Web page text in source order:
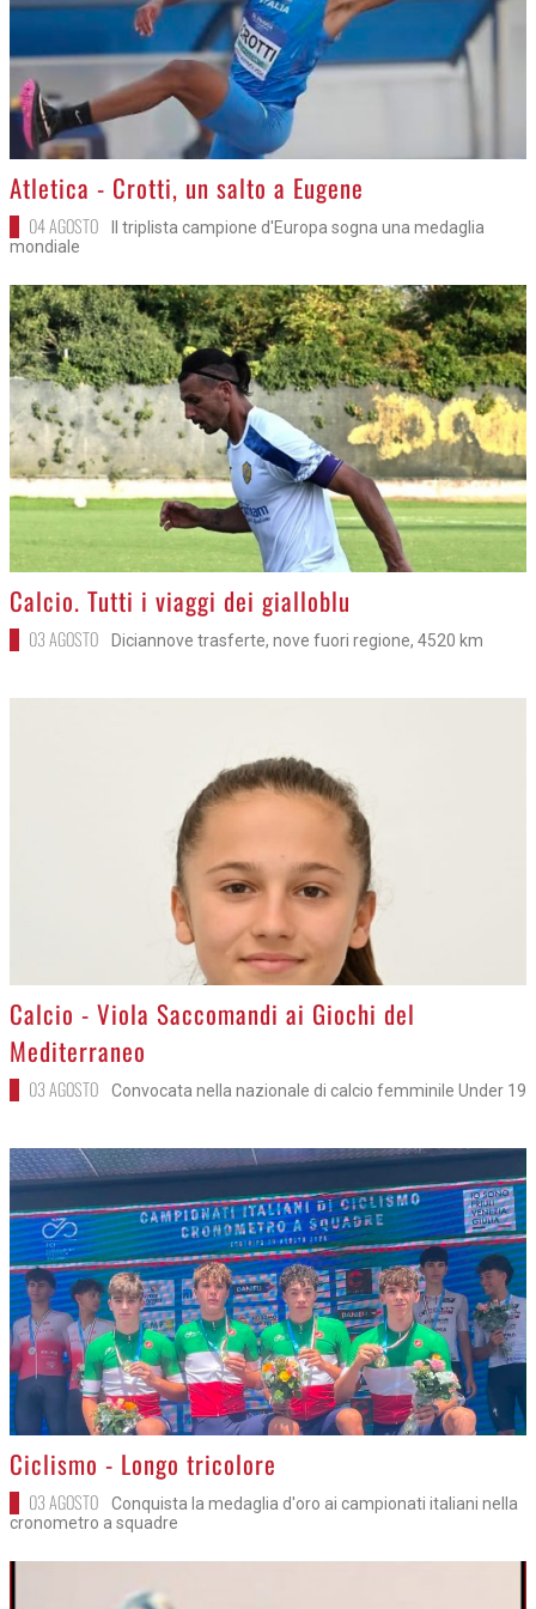
>
Atletica - Crotti, un salto a Eugene
04 AGOSTO
Il triplista campione d'Europa sogna una medaglia
mondiale
>
Calcio. Tutti i viaggi dei gialloblu
03 AGOSTO Diciannove trasferte, nove fuori regione, 4520 km
>
Calcio - Viola Saccomandi ai Giochi del
Mediterraneo
03 AGOSTO Convocata nella nazionale di calcio femminile Under 19
>
Ciclismo - Longo tricolore
03 AGOSTO
Conquista la medaglia d'oro ai campionati italiani nella
cronometro a squadre